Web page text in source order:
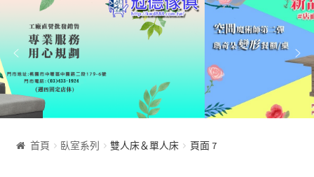
家具商品
超值商品區
小椅凳/長方凳系列
居家飾品
首頁 臥室系列 雙人床＆單人床 頁面 7